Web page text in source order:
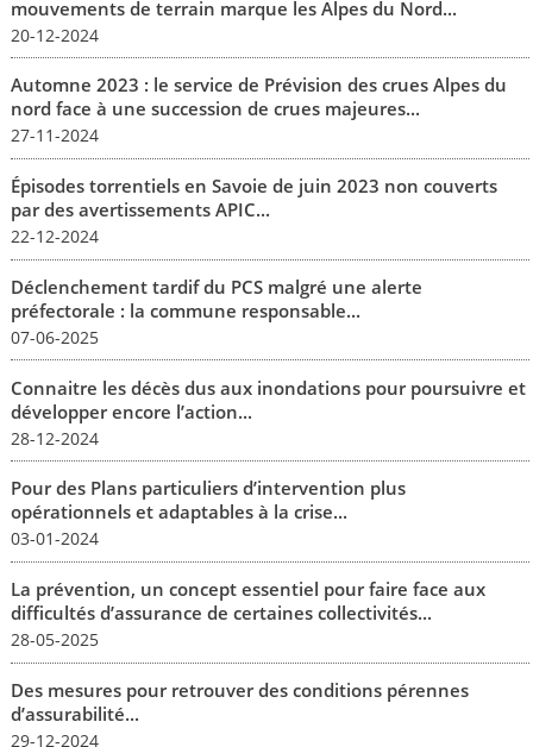
mouvements de terrain marque les Alpes du Nord...
20-12-2024
Automne 2023 : le service de Prévision des crues Alpes du
nord face à une succession de crues majeures...
27-11-2024
Épisodes torrentiels en Savoie de juin 2023 non couverts
par des avertissements APIC...
22-12-2024
Déclenchement tardif du PCS malgré une alerte
préfectorale : la commune responsable...
07-06-2025
Connaitre les décès dus aux inondations pour poursuivre et
développer encore l’action...
28-12-2024
Pour des Plans particuliers d’intervention plus
opérationnels et adaptables à la crise...
03-01-2024
La prévention, un concept essentiel pour faire face aux
difficultés d’assurance de certaines collectivités...
28-05-2025
Des mesures pour retrouver des conditions pérennes
d’assurabilité...
29-12-2024